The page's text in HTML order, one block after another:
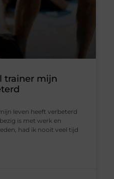
trainer mijn
leven heeft verbeterd
is met werk en
had ik nooit veel tijd